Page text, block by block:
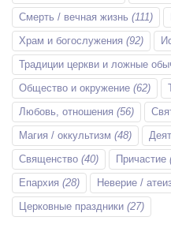
Смерть / вечная жизнь (111)
Храм и богослужения (92)
Традиции церкви и ложные
Общество и окружение (62)
Любовь, отношения (56)
Магия / оккультизм (48)
Священство (40) Причастие
Епархия (28) Неверие /
Церковные праздники (27)